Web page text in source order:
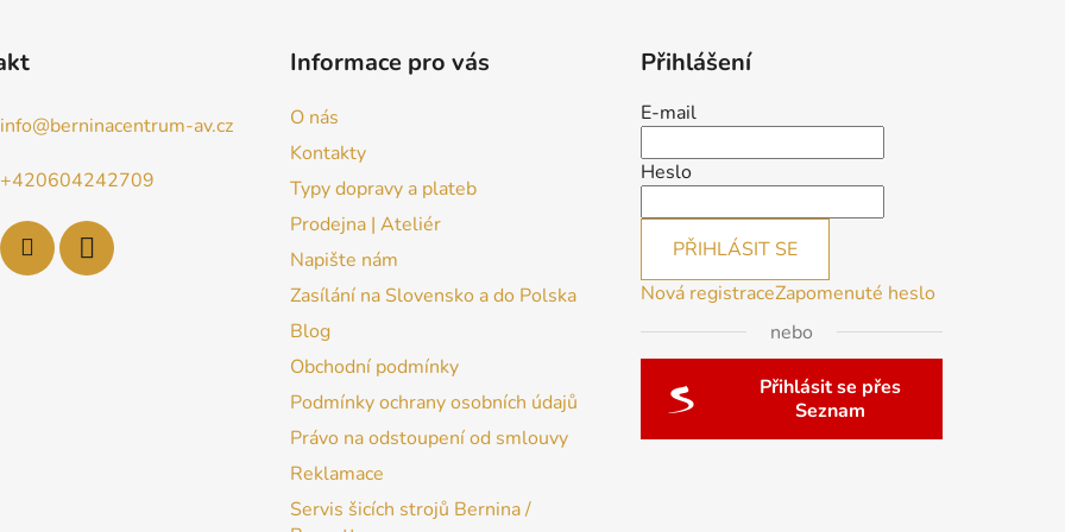
info@berninacentrum-av.cz
+420604242709
Informace pro vás
O nás
Kontakty
Typy dopravy a plateb
Prodejna | Ateliér
Napište nám
Zasílání na Slovensko a do Polska
Blog
Obchodní podmínky
Podmínky ochrany osobních údajů
Právo na odstoupení od smlouvy
Reklamace
Servis šicích strojů Bernina /
Přihlášení
E-mail
Heslo
PŘIHLÁSIT SE
Nová registraceZapomenuté heslo
nebo
Přihlásit se přes
Seznam